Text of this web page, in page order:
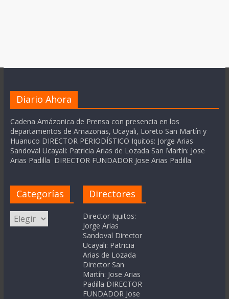
Diario Ahora
Cadena Amázonica de Prensa con presencia en los
departamentos de Amazonas, Ucayali, Loreto San Martín y
Huanuco DIRECTOR PERIODÍSTICO Iquitos: Jorge Arias
Sandoval Ucayali: Patricia Arias de Lozada San Martín: Jose
Arias Padilla DIRECTOR FUNDADOR Jose Arias Padilla
Categorías
Categorías
Directores
Director Iquitos:
Jorge Arias
Sandoval Director
Ucayali: Patricia
Arias de Lozada
Director San
Martín: Jose Arias
Padilla DIRECTOR
FUNDADOR Jose